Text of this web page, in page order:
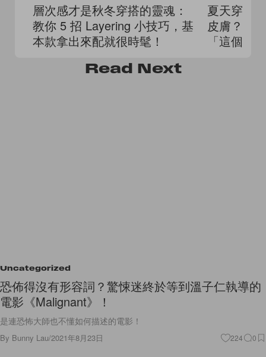
層次感才是秋冬穿搭的靈魂：
教你 5 招 Layering 小技巧，基
本款拿出來配就很時髦！
夏天穿深
皮膚？最
「這個」
Read Next
Uncategorized
恐佈得沒有形容詞？驚悚迷終於等到溫子仁執導的
電影《Malignant》！
是連恐怖大師也不懂如何描述的電影！
By Bunny Lau/2021年8月23日 224 0